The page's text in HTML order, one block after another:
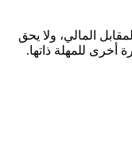
المالي، ولا يحق
أخرى للمهلة ذاتها.